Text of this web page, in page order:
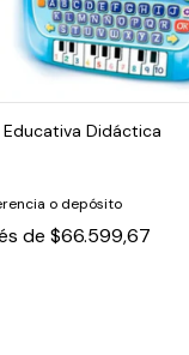
Didáctica
o depósito
de $66.599,67